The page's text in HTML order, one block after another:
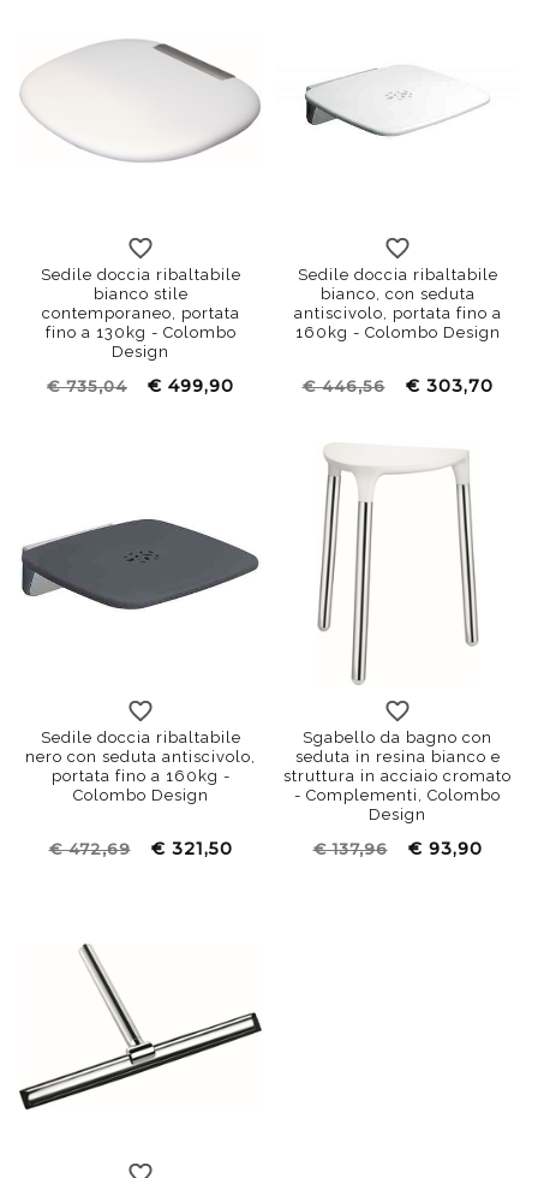
Sedile doccia ribaltabile
bianco stile
contemporaneo, portata
fino a 130kg - Colombo
Design
€ 735,04 € 499,90
Sedile doccia ribaltabile
bianco, con seduta
antiscivolo, portata fino a
160kg - Colombo Design
€ 446,56 € 303,70
Sedile doccia ribaltabile
nero con seduta antiscivolo,
portata fino a 160kg -
Colombo Design
€ 472,69 € 321,50
Sgabello da bagno con
seduta in resina bianco e
struttura in acciaio cromato
- Complementi, Colombo
Design
€ 137,96 € 93,90